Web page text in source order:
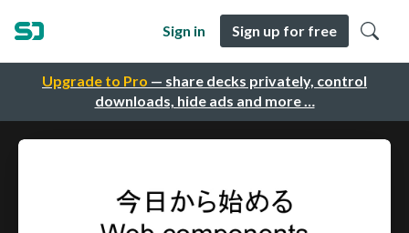
Upgrade to Pro — share decks privately, control
downloads, hide ads and more …
Sign in Sign up for free